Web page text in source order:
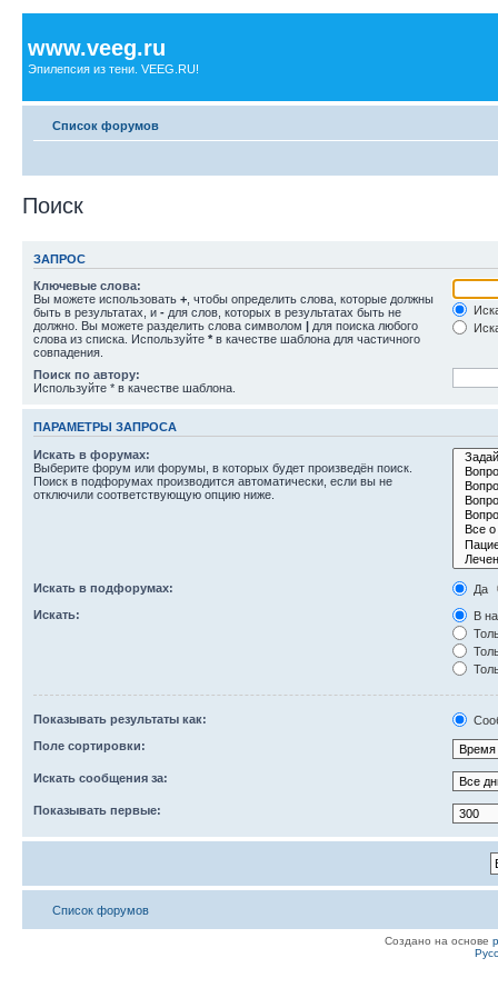
www.veeg.ru
Эпилепсия из тени. VEEG.RU!
Список форумов
Поиск
ЗАПРОС
Ключевые слова:
Вы можете использовать + , чтобы определить слова, которые должны
быть в результатах, и - для слов, которых в результатах быть не
должно. Вы можете разделить слова символом | для поиска любого
слова из списка. Используйте * в качестве шаблона для частичного
совпадения.
Поиск по автору:
Используйте * в качестве шаблона.
ПАРАМЕТРЫ ЗАПРОСА
Искать в форумах:
Выберите форум или форумы, в которых будет произведён поиск.
Поиск в подфорумах производится автоматически, если вы не
отключили соответствующую опцию ниже.
Искать в подфорумах:
Да
Искать:
В
Показывать результаты как:
Поле сортировки:
Искать сообщения за:
Показывать первые:
Список форумов
Создано на основе